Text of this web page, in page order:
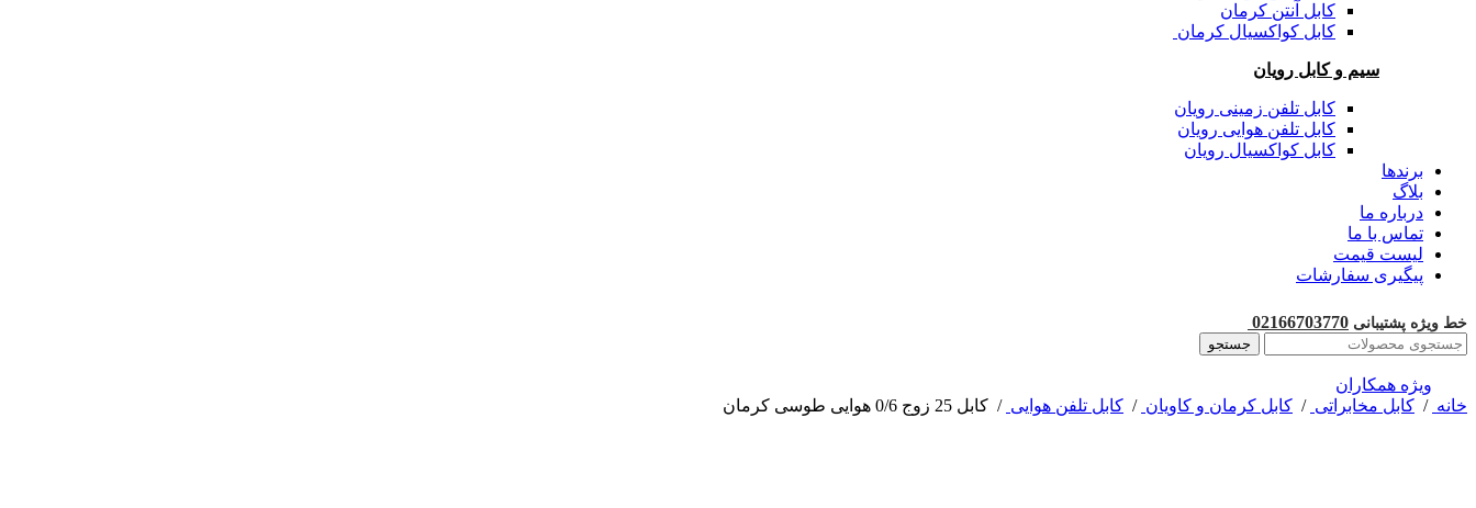
کابل آنتن کرمان
کابل کواکسیال کرمان
سیم و کابل رویان
کابل تلفن زمینی رویان
کابل تلفن هوایی رویان
کابل کواکسیال رویان
برندها
بلاگ
درباره ما
تماس با ما
لیست قیمت
پیگیری سفارشات
خط ویژه پشتیبانی 02166703770
جستجو
ویژه همکاران
خانه / کابل مخابراتی / کابل کرمان و کاویان / کابل تلفن هوایی / کابل 25 زوج 0/6 هوایی طوسی کرمان